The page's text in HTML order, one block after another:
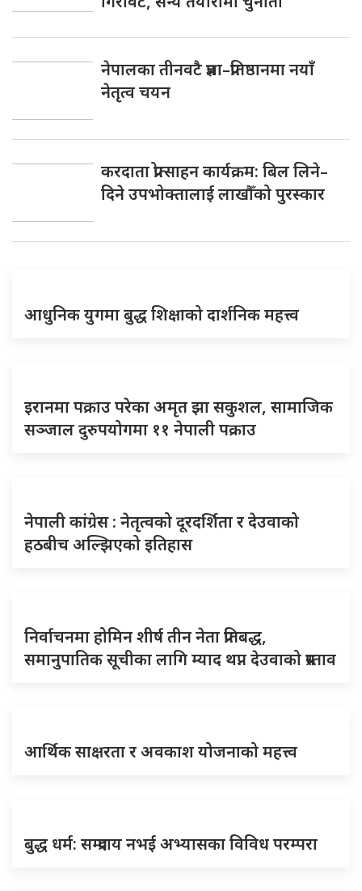
नेपालका तीनवटै प्रज्ञा–प्रतिष्ठानमा नयाँ
नेतृत्व चयन
करदाता प्रोत्साहन कार्यक्रम: बिल लिने–
दिने उपभोक्तालाई लाखौँको पुरस्कार
आधुनिक युगमा बुद्ध शिक्षाको दार्शनिक महत्त्व
इरानमा पक्राउ परेका अमृत झा सकुशल, सामाजिक
सञ्जाल दुरुपयोगमा ११ नेपाली पक्राउ
नेपाली कांग्रेस : नेतृत्वको दूरदर्शिता र देउवाको
हठबीच अल्झिएको इतिहास
निर्वाचनमा होमिन शीर्ष तीन नेता प्रतिबद्ध,
समानुपातिक सूचीका लागि म्याद थप्न देउवाको प्रस्ताव
आर्थिक साक्षरता र अवकाश योजनाको महत्त्व
बुद्ध धर्म: सम्प्रदाय नभई अभ्यासका विविध परम्परा